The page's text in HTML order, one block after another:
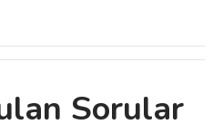
resim, ürünSorular